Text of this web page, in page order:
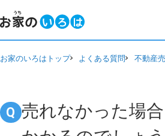
お家のいろはトップ よくある質問 不動産
売れなかった場